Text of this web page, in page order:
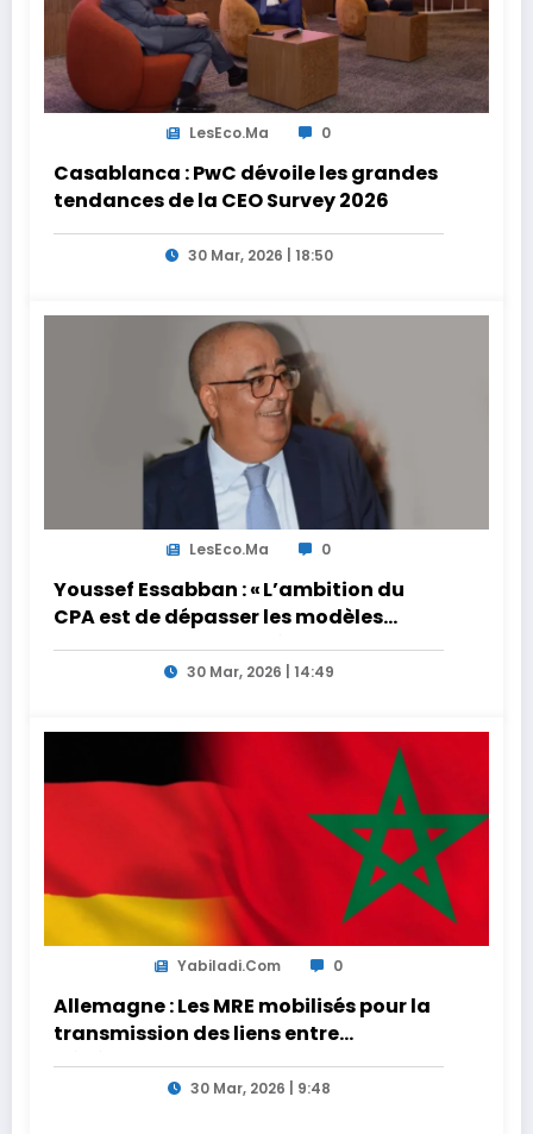
LesEco.ma 0
Casablanca : PwC dévoile les grandes
tendances de la CEO Survey 2026
30 Mar, 2026 | 18:50
LesEco.ma 0
Youssef Essabban : « L’ambition du
CPA est de dépasser les modèles
traditionnels et académiques de
formation en s’appuyant sur le
30 Mar, 2026 | 14:49
Yabiladi.com 0
Allemagne : Les MRE mobilisés pour la
transmission des liens entre
générations
30 Mar, 2026 | 9:48